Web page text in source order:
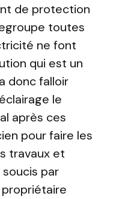
de protection
toutes
ne font
qui est un
donc falloir
le
après ces
pour faire les
travaux et
soucis par